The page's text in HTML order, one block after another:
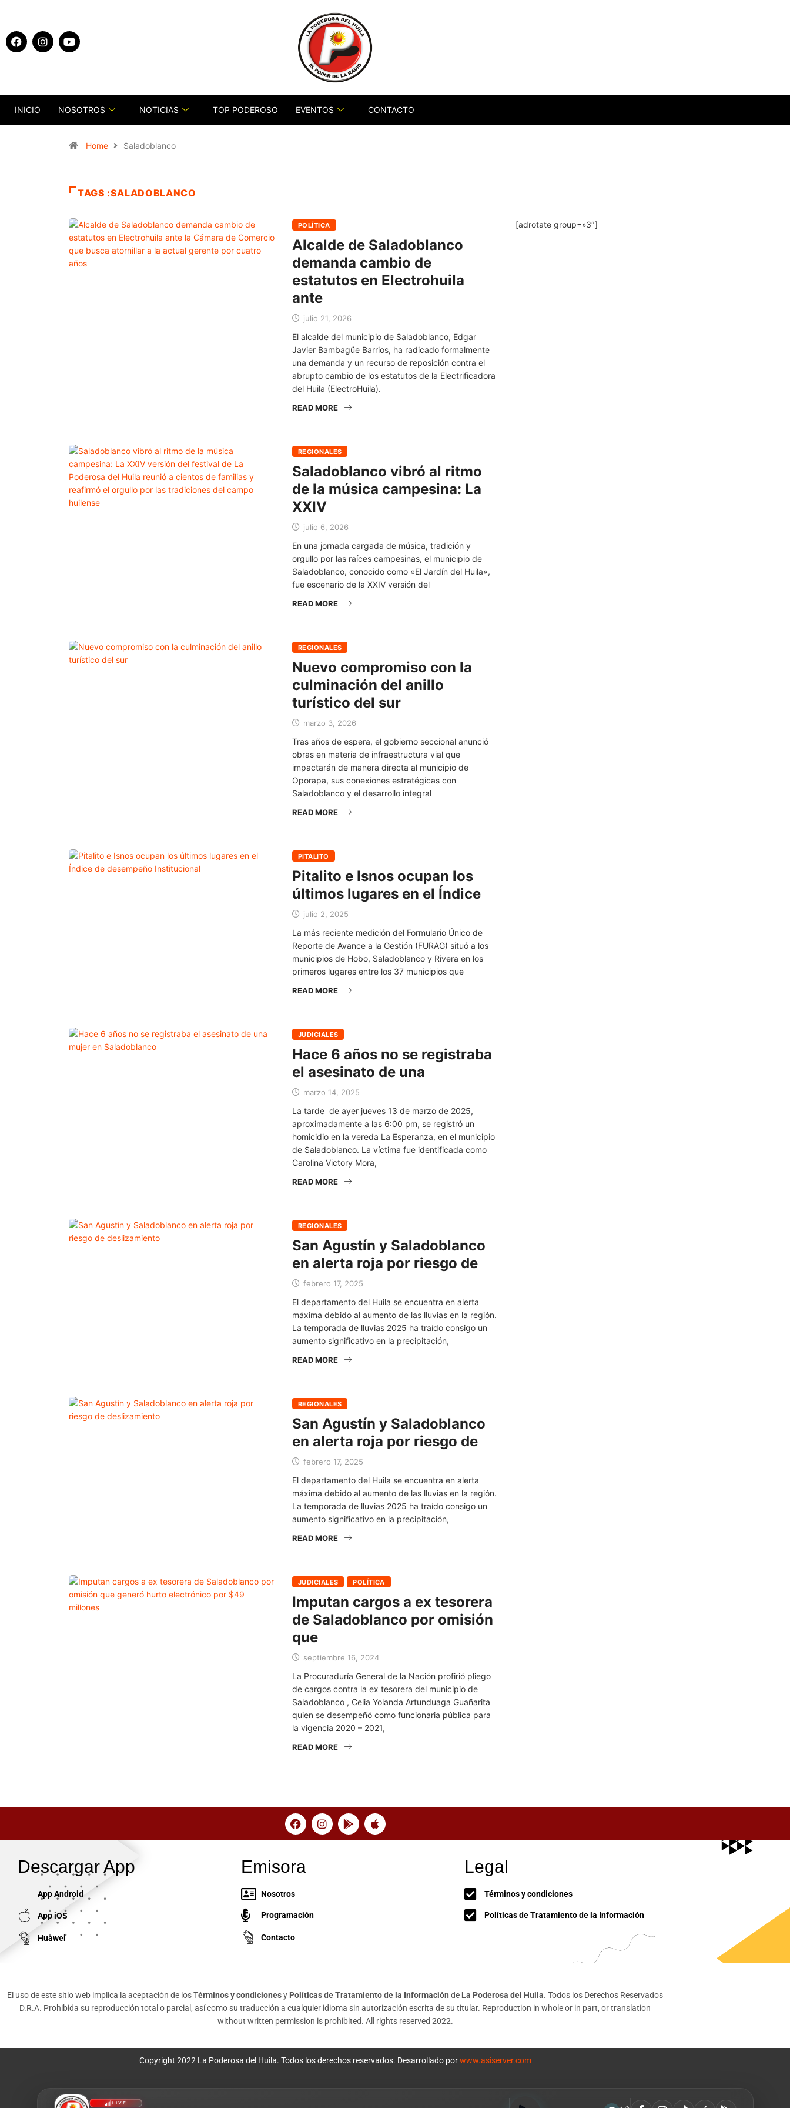
INICIO NOSOTROS NOTICIAS TOP PODEROSO EVENTOS CONTACTO
Home Saladoblanco
TAGS :SALADOBLANCO
POLÍTICA
Alcalde de Saladoblanco
demanda cambio de
estatutos en Electrohuila
ante
julio 21, 2026
El alcalde del municipio de Saladoblanco, Edgar
Javier Bambagüe Barrios, ha radicado formalmente
una demanda y un recurso de reposición contra el
abrupto cambio de los estatutos de la Electrificadora
del Huila (ElectroHuila).
READ MORE
REGIONALES
Saladoblanco vibró al ritmo
de la música campesina: La
XXIV
julio 6, 2026
En una jornada cargada de música, tradición y
orgullo por las raíces campesinas, el municipio de
Saladoblanco, conocido como «El Jardín del Huila»,
fue escenario de la XXIV versión del
READ MORE
REGIONALES
Nuevo compromiso con la
culminación del anillo
turístico del sur
marzo 3, 2026
Tras años de espera, el gobierno seccional anunció
obras en materia de infraestructura vial que
impactarán de manera directa al municipio de
Oporapa, sus conexiones estratégicas con
Saladoblanco y el desarrollo integral
READ MORE
PITALITO
Pitalito e Isnos ocupan los
últimos lugares en el Índice
julio 2, 2025
La más reciente medición del Formulario Único de
Reporte de Avance a la Gestión (FURAG) situó a los
municipios de Hobo, Saladoblanco y Rivera en los
primeros lugares entre los 37 municipios que
READ MORE
JUDICIALES
Hace 6 años no se registraba
el asesinato de una
marzo 14, 2025
La tarde de ayer jueves 13 de marzo de 2025,
aproximadamente a las 6:00 pm, se registró un
homicidio en la vereda La Esperanza, en el municipio
de Saladoblanco. La víctima fue identificada como
Carolina Victory Mora,
READ MORE
REGIONALES
San Agustín y Saladoblanco
en alerta roja por riesgo de
febrero 17, 2025
El departamento del Huila se encuentra en alerta
máxima debido al aumento de las lluvias en la región.
La temporada de lluvias 2025 ha traído consigo un
aumento significativo en la precipitación,
READ MORE
REGIONALES
San Agustín y Saladoblanco
en alerta roja por riesgo de
febrero 17, 2025
El departamento del Huila se encuentra en alerta
máxima debido al aumento de las lluvias en la región.
La temporada de lluvias 2025 ha traído consigo un
aumento significativo en la precipitación,
READ MORE
JUDICIALES POLÍTICA
Imputan cargos a ex tesorera
de Saladoblanco por omisión
que
septiembre 16, 2024
La Procuraduría General de la Nación profirió pliego
de cargos contra la ex tesorera del municipio de
Saladoblanco , Celia Yolanda Artunduaga Guañarita
quien se desempeñó como funcionaria pública para
la vigencia 2020 – 2021,
READ MORE
[adrotate group=»3″]
Descargar App
App Android
App iOS
Huawei
Emisora
Nosotros
Programación
Contacto
Legal
Términos y condiciones
Políticas de Tratamiento de la Información
El uso de este sitio web implica la aceptación de los Términos y condicionesy Políticas de Tratamiento de la Información de La Poderosa del Huila. Todos los Derechos Reservados
D.R.A. Prohibida su reproducción total o parcial, así como su traducción a cualquier idioma sin autorización escrita de su titular. Reproduction in whole or in part, or translation
without written permission is prohibited. All rights reserved 2022.
Copyright 2022 La Poderosa del Huila. Todos los derechos reservados. Desarrollado porwww.asiserver.com
LIVE